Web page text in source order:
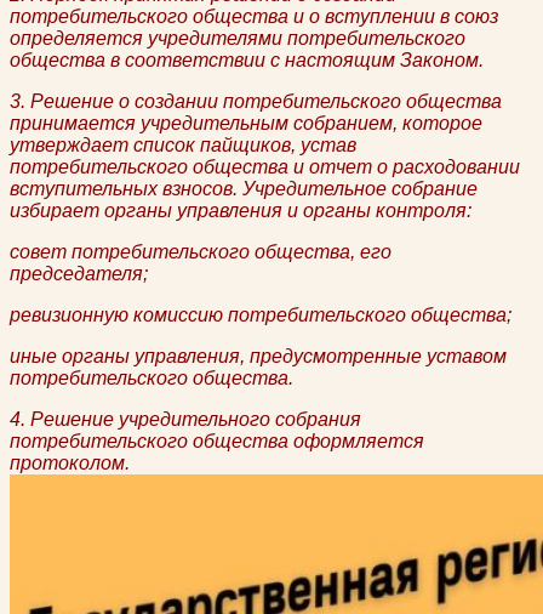
потребительского общества и о вступлении в союз
определяется учредителями потребительского
общества в соответствии с настоящим Законом.
3. Решение о создании потребительского общества
принимается учредительным собранием, которое
утверждает список пайщиков, устав
потребительского общества и отчет о расходовании
вступительных взносов. Учредительное собрание
избирает органы управления и органы контроля:
совет потребительского общества, его
председателя;
ревизионную комиссию потребительского общества;
иные органы управления, предусмотренные уставом
потребительского общества.
4. Решение учредительного собрания
потребительского общества оформляется
протоколом.